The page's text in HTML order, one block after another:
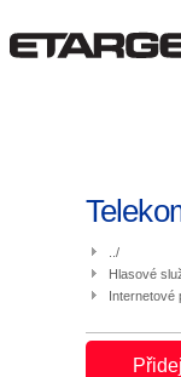
../
Hlasové
Internetové